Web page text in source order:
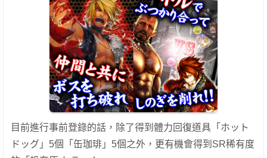
目前進行事前登錄的話，除了得到體力回復道具「ホット
ドッグ」5個「缶珈琲」5個之外，更有機會得到SR稀有度